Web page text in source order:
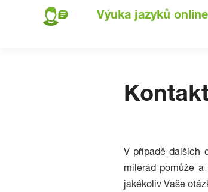
Výuka jazyků online
V případě dalších
milerád pomůže
jakékoliv Vaše